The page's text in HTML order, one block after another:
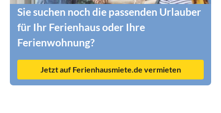
Sie suchen noch die passenden Urlauber
für Ihr Ferienhaus oder Ihre
Ferienwohnung?
Jetzt auf Ferienhausmiete.de vermieten